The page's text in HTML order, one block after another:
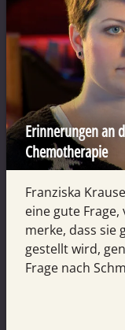
Erinnerungen an
Chemotherapie
Franziska
eine gute
merke, dass sie
gestellt wird,
Frage nach